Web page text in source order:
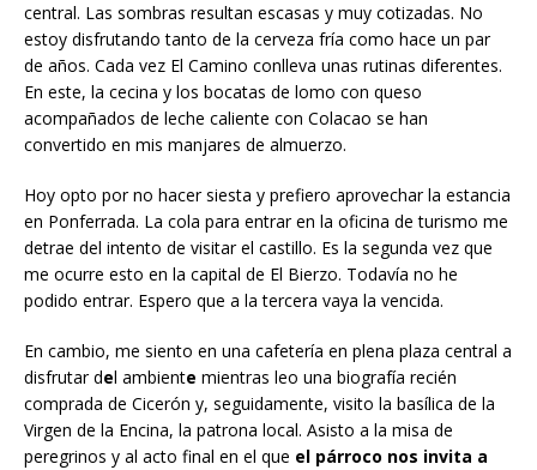
central. Las sombras resultan escasas y muy cotizadas. No
estoy disfrutando tanto de la cerveza fría como hace un par
de años. Cada vez El Camino conlleva unas rutinas diferentes.
En este, la cecina y los bocatas de lomo con queso
acompañados de leche caliente con Colacao se han
convertido en mis manjares de almuerzo.
Hoy opto por no hacer siesta y prefiero aprovechar la estancia
en Ponferrada. La cola para entrar en la oficina de turismo me
detrae del intento de visitar el castillo. Es la segunda vez que
me ocurre esto en la capital de El Bierzo. Todavía no he
podido entrar. Espero que a la tercera vaya la vencida.
En cambio, me siento en una cafetería en plena plaza central a
disfrutar del ambiente mientras leo una biografía recién
comprada de Cicerón y, seguidamente, visito la basílica de la
Virgen de la Encina, la patrona local. Asisto a la misa de
peregrinos y al acto final en el que el párroco nos invita a